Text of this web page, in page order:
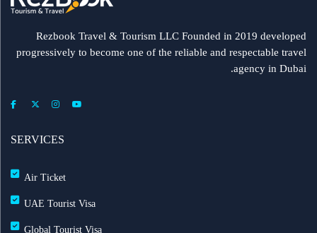
مطار الشارقة يطلق رحلات مباشرة إلى ميونيخ عبر
فلاي دبي: تأخير بعض الرحلات بسبب الأحوال الجوية
عرض طيران الإمارات إلى دبي | عشاء بحري وزيارة فنية
طيران الإمارات تشغّل رحلاتها إلى بغداد
Rezbook Travel & Tourism LLC Founded in 2019 developed
progressively to become one of the reliable and respectable travel
agency in Dubai.
SERVICES
Air Ticket
UAE Tourist Visa
Global Tourist Visa